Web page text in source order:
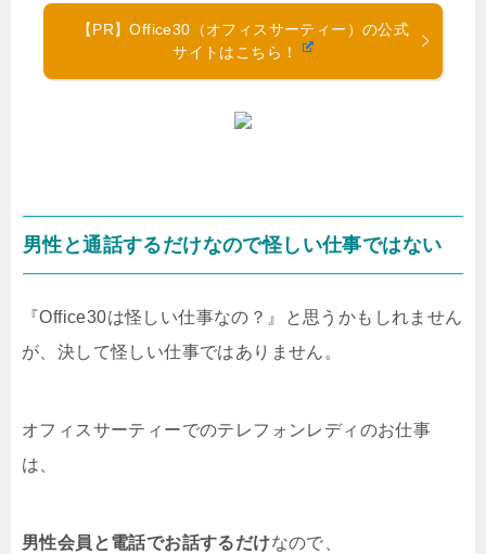
【PR】Office30（オフィスサーティー）の公式
サイトはこちら！
男性と通話するだけなので怪しい仕事ではない
『Office30は怪しい仕事なの？』と思うかもしれません
が、決して怪しい仕事ではありません。
オフィスサーティーでのテレフォンレディのお仕事
は、
男性会員と電話でお話するだけなので、